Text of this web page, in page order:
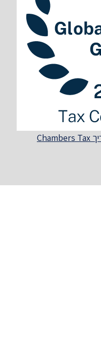
הרצוג חיבר את הפרק הישראלי במדריך Chambers Tax